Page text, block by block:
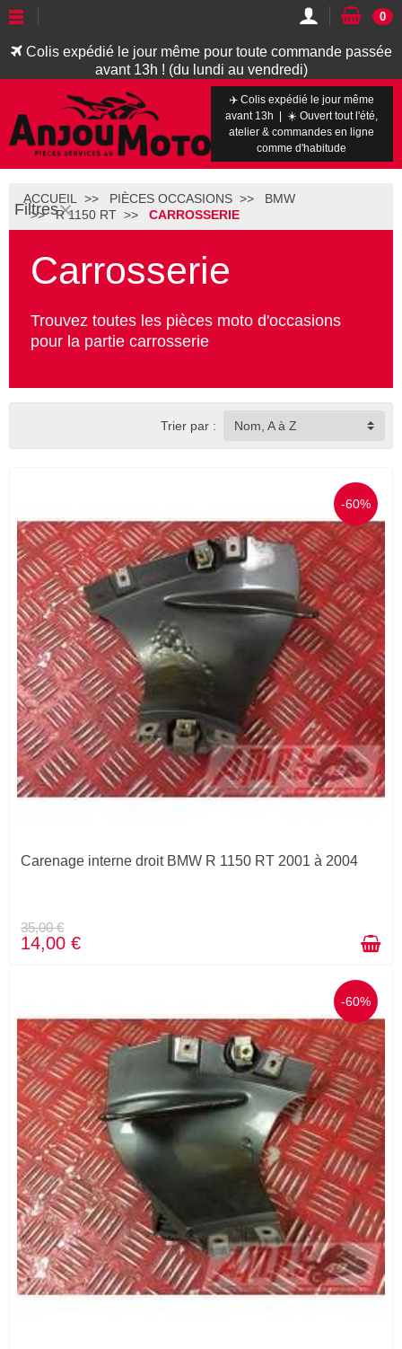
Colis expédié le jour même pour toute commande passée
avant 13h ! (du lundi au vendredi)
0
✈️ Colis expédié le jour même
avant 13h | ☀️ Ouvert tout l'été,
atelier & commandes en ligne
comme d'habitude
Filtres
ACCUEIL PIÈCES OCCASIONS
BMW
R 1150 RT
CARROSSERIE
Carrosserie
Trouvez toutes les pièces moto d'occasions
pour la partie carrosserie
Trier par : Nom, A à Z
-60%
Carenage interne droit BMW R 1150 RT 2001 à 2004
35,00 €
14,00 €
-60%